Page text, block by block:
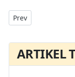
Previous article:
Prev
ARTIKEL